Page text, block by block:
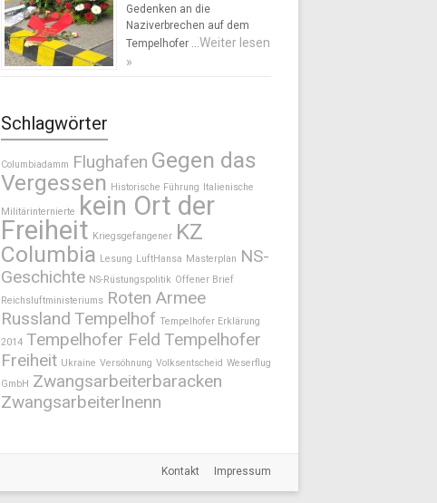
Gedenken an die
Naziverbrechen auf dem
Tempelhofer … Weiter lesen
»
Schlagwörter
Columbiadamm Flughafen Gegen das
Vergessen Historische Führung Italienische
Militärinternierte kein Ort der
Freiheit Kriegsgefangener KZ
Columbia Lesung LuftHansa Masterplan NS-
Geschichte NS-Rüstungspolitik Offener Brief
Reichsluftministeriums Roten Armee
Russland Tempelhof Tempelhofer Erklärung
2014 Tempelhofer Feld Tempelhofer
Freiheit Ukraine Versöhnung Volksentscheid Weserflug
GmbH Zwangsarbeiterbaracken
ZwangsarbeiterInenn
Kontakt Impressum